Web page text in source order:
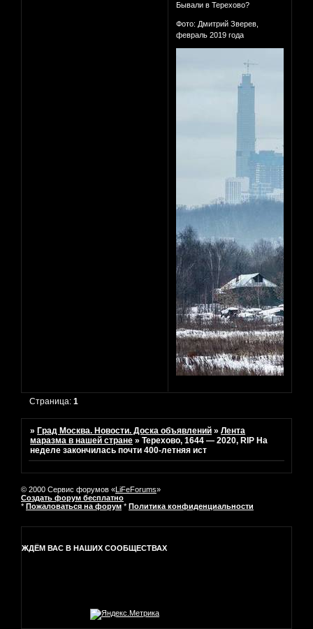
Бывали в Терехово?
Фото: Дмитрий Зверев,
февраль 2019 года
Страница:1
»Град Москва. Новости. Доска объявлений »Лента
маразма в нашей стране »Терехово, 1644 — 2020, RIP На
неделе закончилась почти 400-летняя ист
© 2000 Сервис форумов «LiFeForums»
Создать форум бесплатно
* Пожаловаться на форум * Политика конфиденциальности
ЖДЁМ ВАС В НАШИХ СООБЩЕСТВАХ